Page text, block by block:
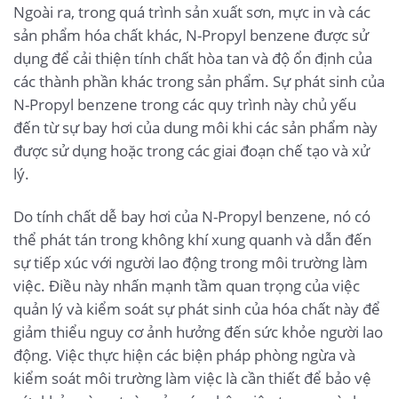
Ngoài ra, trong quá trình sản xuất sơn, mực in và các
sản phẩm hóa chất khác, N-Propyl benzene được sử
dụng để cải thiện tính chất hòa tan và độ ổn định của
các thành phần khác trong sản phẩm. Sự phát sinh của
N-Propyl benzene trong các quy trình này chủ yếu
đến từ sự bay hơi của dung môi khi các sản phẩm này
được sử dụng hoặc trong các giai đoạn chế tạo và xử
lý.
Do tính chất dễ bay hơi của N-Propyl benzene, nó có
thể phát tán trong không khí xung quanh và dẫn đến
sự tiếp xúc với người lao động trong môi trường làm
việc. Điều này nhấn mạnh tầm quan trọng của việc
quản lý và kiểm soát sự phát sinh của hóa chất này để
giảm thiểu nguy cơ ảnh hưởng đến sức khỏe người lao
động. Việc thực hiện các biện pháp phòng ngừa và
kiểm soát môi trường làm việc là cần thiết để bảo vệ